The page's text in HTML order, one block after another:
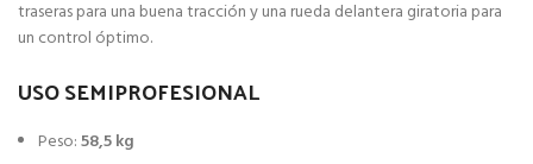
traseras para una buena tracción y una rueda delantera giratoria para
un control óptimo.
USO SEMIPROFESIONAL
Peso:58,5 kg